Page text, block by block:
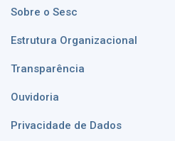
Sobre o Sesc
Estrutura Organizacional
Transparência
Ouvidoria
Privacidade de Dados